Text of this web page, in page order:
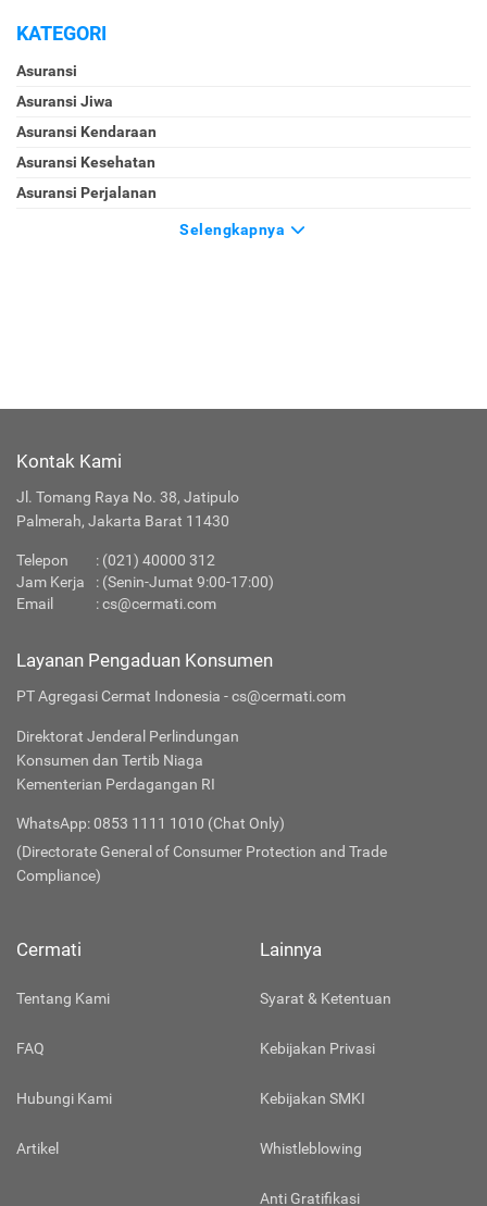
KATEGORI
Asuransi
Asuransi Jiwa
Asuransi Kendaraan
Asuransi Kesehatan
Asuransi Perjalanan
Selengkapnya
Kontak Kami
Jl. Tomang Raya No. 38, Jatipulo
Palmerah, Jakarta Barat 11430
Telepon : (021) 40000 312
Jam Kerja
: (Senin-Jumat 9:00-17:00)
Email
:cs@cermati.com
Layanan Pengaduan Konsumen
PT Agregasi Cermat Indonesia - cs@cermati.com
Direktorat Jenderal Perlindungan
Konsumen dan Tertib Niaga
Kementerian Perdagangan RI
WhatsApp: 0853 1111 1010 (Chat Only)
(Directorate General of Consumer Protection and Trade
Compliance)
Cermati
Tentang Kami
FAQ
Hubungi Kami
Artikel
Lainnya
Syarat & Ketentuan
Kebijakan Privasi
Kebijakan SMKI
Whistleblowing
Anti Gratifikasi